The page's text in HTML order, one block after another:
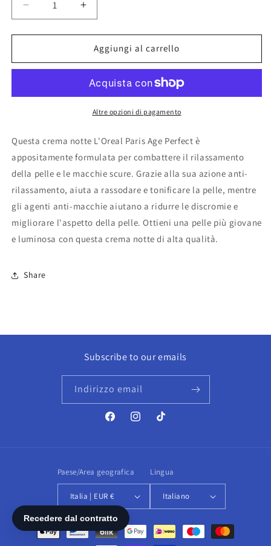
Diminuisci
quantità
per
oreal
perfect
Aumenta
quantità
per
oreal
age
perfect
notte
Aggiungi al carrello
Altre opzioni di pagamento
Questa crema notte L'Oreal Paris Age Perfect è
appositamente formulata per combattere il rilassamento
della pelle e le macchie scure. Grazie alla sua azione anti-
rilassamento, aiuta a rassodare e tonificare la pelle, mentre
gli agenti anti-macchie aiutano a ridurre le discromie e
migliorare l'aspetto della pelle. Ottieni una pelle più giovane
e luminosa con questa crema notte di alta qualità.
Share
Subscribe to our emails
Indirizzo email
FacebookInstagramTikTok
Paese/Area geografica
Italia | EUR €
Lingua
Italiano